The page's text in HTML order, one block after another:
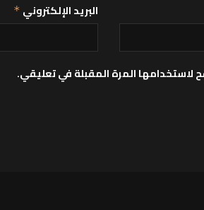
البريد الإلكتروني *
لاستخدامها المرة المقبلة في تعليقي.